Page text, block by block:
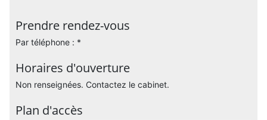
Prendre rendez-vous
Par téléphone : *
Horaires d'ouverture
Non renseignées. Contactez le cabinet.
Plan d'accès